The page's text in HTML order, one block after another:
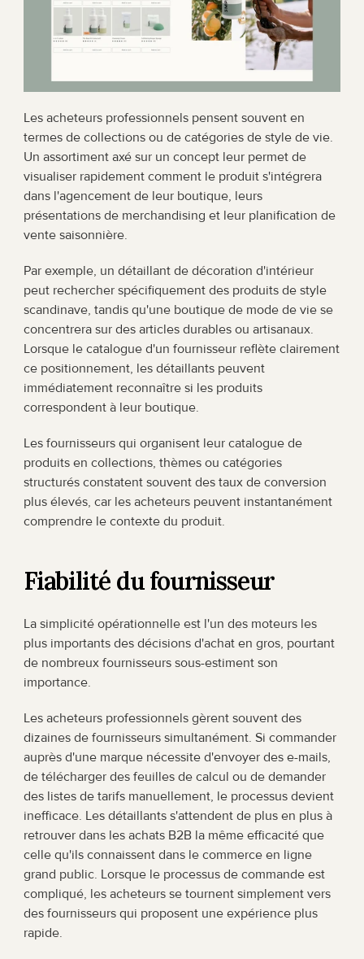
Les acheteurs professionnels pensent souvent en
termes de collections ou de catégories de style de vie.
Un assortiment axé sur un concept leur permet de
visualiser rapidement comment le produit s'intégrera
dans l'agencement de leur boutique, leurs
présentations de merchandising et leur planification de
vente saisonnière.
Par exemple, un détaillant de décoration d'intérieur
peut rechercher spécifiquement des produits de style
scandinave, tandis qu'une boutique de mode de vie se
concentrera sur des articles durables ou artisanaux.
Lorsque le catalogue d'un fournisseur reflète clairement
ce positionnement, les détaillants peuvent
immédiatement reconnaître si les produits
correspondent à leur boutique.
Les fournisseurs qui organisent leur catalogue de
produits en collections, thèmes ou catégories
structurés constatent souvent des taux de conversion
plus élevés, car les acheteurs peuvent instantanément
comprendre le contexte du produit.
Fiabilité du fournisseur
La simplicité opérationnelle est l'un des moteurs les
plus importants des décisions d'achat en gros, pourtant
de nombreux fournisseurs sous-estiment son
importance.
Les acheteurs professionnels gèrent souvent des
dizaines de fournisseurs simultanément. Si commander
auprès d'une marque nécessite d'envoyer des e-mails,
de télécharger des feuilles de calcul ou de demander
des listes de tarifs manuellement, le processus devient
inefficace. Les détaillants s'attendent de plus en plus à
retrouver dans les achats B2B la même efficacité que
celle qu'ils connaissent dans le commerce en ligne
grand public. Lorsque le processus de commande est
compliqué, les acheteurs se tournent simplement vers
des fournisseurs qui proposent une expérience plus
rapide.